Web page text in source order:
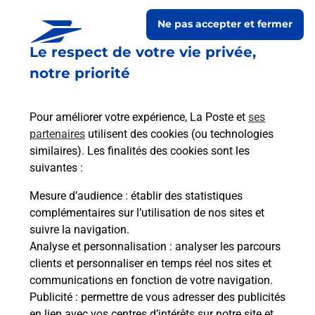
Le respect de votre vie privée,
notre priorité
Pour améliorer votre expérience, La Poste et ses
partenaires utilisent des cookies (ou technologies
similaires). Les finalités des cookies sont les
suivantes :
Mesure d’audience : établir des statistiques
complémentaires sur l’utilisation de nos sites et
suivre la navigation.
Analyse et personnalisation : analyser les parcours
clients et personnaliser en temps réel nos sites et
communications en fonction de votre navigation.
Publicité : permettre de vous adresser des publicités
Ne pas accepter et fermer
Boîte aux lettres La Poste
Prochaine collecte du courrier vendredi
09h30
1 Route De Carcans
33480 Brach
Itinéraire
Le lien s'ouvre dans un nouvel onglet